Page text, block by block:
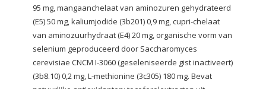
95 mg, mangaanchelaat van aminozuren gehydrateerd
(E5) 50 mg, kaliumjodide (3b201) 0,9 mg, cupri-chelaat
van aminozuurhydraat (E4) 20 mg, organische vorm van
selenium geproduceerd door Saccharomyces
cerevisiae CNCM I-3060 (geseleniseerde gist inactiveert)
(3b8.10) 0,2 mg, L-methionine (3c305) 180 mg. Bevat